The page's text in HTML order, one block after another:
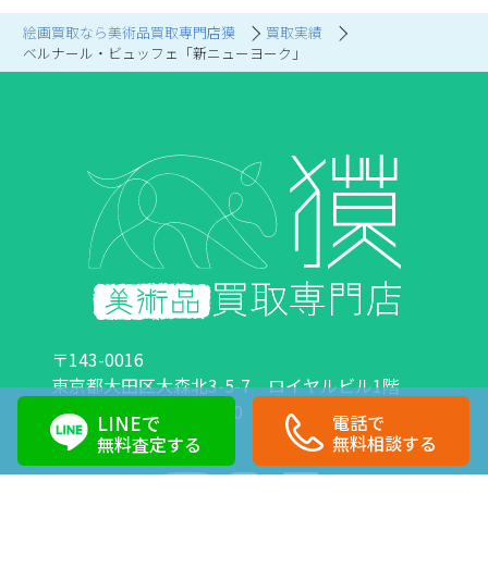
LINEで
無料査定する
電話で
無料相談する
絵画買取なら美術品買取専門店獏
買取実績
ベルナール・ビュッフェ「新ニューヨーク」
〒143-0016
東京都大田区大森北3-5-7 ロイヤルビル1階
営業時間：10:00～18:00 定休日：日曜日・祝日
0120-89-0007 03-6423-1033